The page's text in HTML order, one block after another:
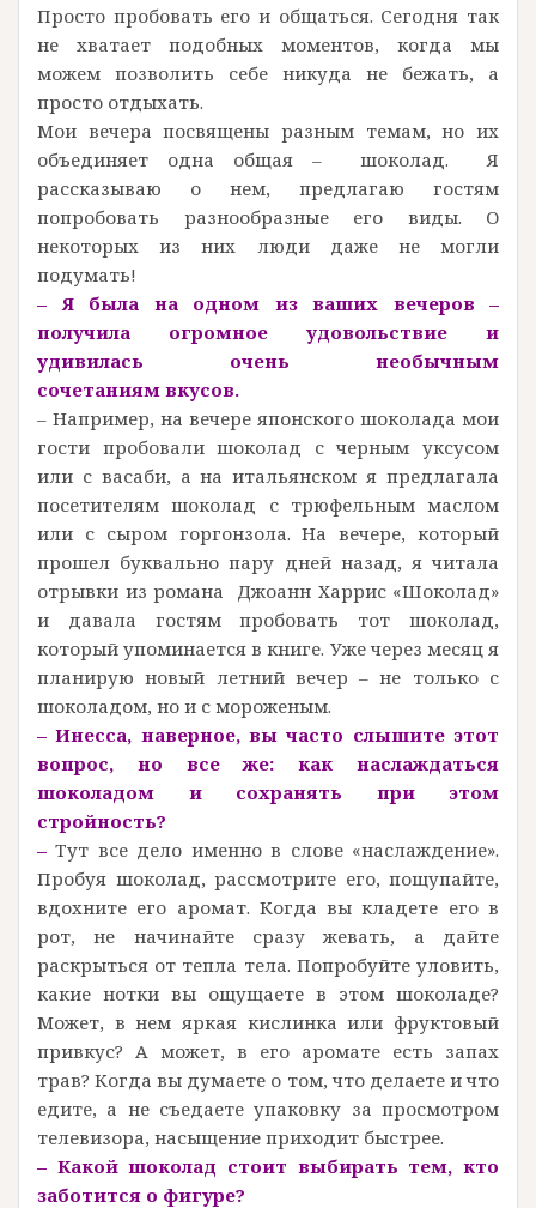
Просто пробовать его и общаться. Сегодня так
не хватает подобных моментов, когда мы
можем позволить себе никуда не бежать, а
просто отдыхать.
Мои вечера посвящены разным темам, но их
объединяет одна общая – шоколад. Я
рассказываю о нем, предлагаю гостям
попробовать разнообразные его виды. О
некоторых из них люди даже не могли
подумать!
– Я была на одном из ваших вечеров –
получила огромное удовольствие и
удивилась очень необычным
сочетаниям вкусов.
– Например, на вечере японского шоколада мои
гости пробовали шоколад с черным уксусом
или с васаби, а на итальянском я предлагала
посетителям шоколад с трюфельным маслом
или с сыром горгонзола. На вечере, который
прошел буквально пару дней назад, я читала
отрывки из романа Джоанн Харрис «Шоколад»
и давала гостям пробовать тот шоколад,
который упоминается в книге. Уже через месяц я
планирую новый летний вечер – не только с
шоколадом, но и с мороженым.
– Инесса, наверное, вы часто слышите этот
вопрос, но все же: как наслаждаться
шоколадом и сохранять при этом
стройность?
– Тут все дело именно в слове «наслаждение».
Пробуя шоколад, рассмотрите его, пощупайте,
вдохните его аромат. Когда вы кладете его в
рот, не начинайте сразу жевать, а дайте
раскрыться от тепла тела. Попробуйте уловить,
какие нотки вы ощущаете в этом шоколаде?
Может, в нем яркая кислинка или фруктовый
привкус? А может, в его аромате есть запах
трав? Когда вы думаете о том, что делаете и что
едите, а не съедаете упаковку за просмотром
телевизора, насыщение приходит быстрее.
– Какой шоколад стоит выбирать тем, кто
заботится о фигуре?